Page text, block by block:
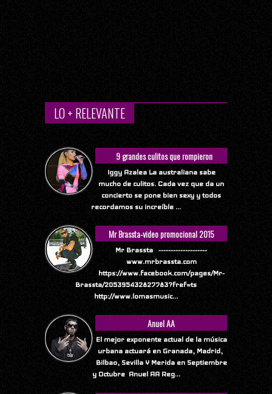
LO + RELEVANTE
9 grandes culitos que rompieron
Internet
Iggy Azalea La australiana sabe
mucho de culitos. Cada vez que da un
concierto se pone bien sexy y todos
recordamos su increíble ...
Mr Brassta-video promocional 2015
Mr Brassta --------------------
www.mrbrassta.com
https://www.facebook.com/pages/Mr-
Brassta/205395432827783?fref=ts
http://www.lomasmusic...
Anuel AA
El mejor exponente actual de la música
urbana actuará en Granada, Madrid,
Bilbao, Sevilla Y Merida en Septiembre
y Octubre Anuel AA Reg...